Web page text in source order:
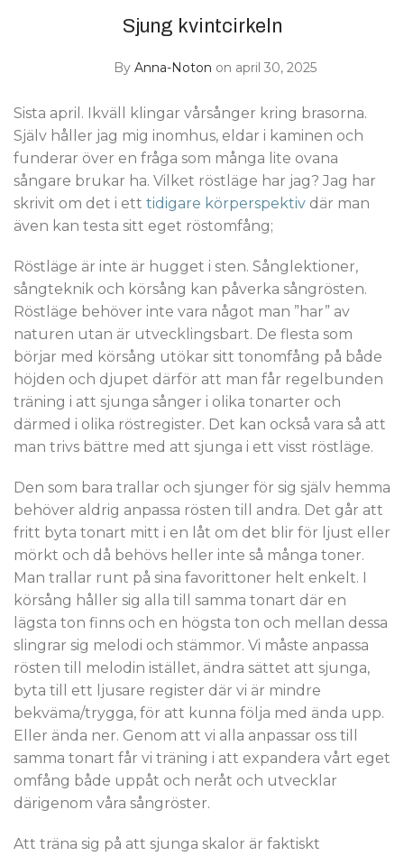
Sjung kvintcirkeln
By Anna-Noton on april 30, 2025
Sista april. Ikväll klingar vårsånger kring brasorna.
Själv håller jag mig inomhus, eldar i kaminen och
funderar över en fråga som många lite ovana
sångare brukar ha. Vilket röstläge har jag? Jag har
skrivit om det i ett tidigare körperspektiv där man
även kan testa sitt eget röstomfång;
Röstläge är inte är hugget i sten. Sånglektioner,
sångteknik och körsång kan påverka sångrösten.
Röstläge behöver inte vara något man ”har” av
naturen utan är utvecklingsbart. De flesta som
börjar med körsång utökar sitt tonomfång på både
höjden och djupet därför att man får regelbunden
träning i att sjunga sånger i olika tonarter och
därmed i olika röstregister. Det kan också vara så att
man trivs bättre med att sjunga i ett visst röstläge.
Den som bara trallar och sjunger för sig själv hemma
behöver aldrig anpassa rösten till andra. Det går att
fritt byta tonart mitt i en låt om det blir för ljust eller
mörkt och då behövs heller inte så många toner.
Man trallar runt på sina favorittoner helt enkelt. I
körsång håller sig alla till samma tonart där en
lägsta ton finns och en högsta ton och mellan dessa
slingrar sig melodi och stämmor. Vi måste anpassa
rösten till melodin istället, ändra sättet att sjunga,
byta till ett ljusare register där vi är mindre
bekväma/trygga, för att kunna följa med ända upp.
Eller ända ner. Genom att vi alla anpassar oss till
samma tonart får vi träning i att expandera vårt eget
omfång både uppåt och neråt och utvecklar
därigenom våra sångröster.
Att träna sig på att sjunga skalor är faktiskt